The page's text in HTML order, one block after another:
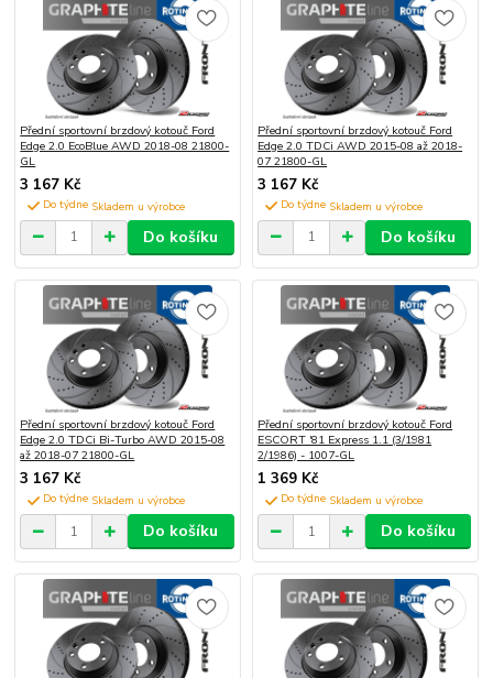
Přední sportovní brzdový kotouč Ford
Edge 2.0 EcoBlue AWD 2018-08 21800-
GL
3 167 Kč
Do týdne
Do košíku
Přední sportovní brzdový kotouč Ford
Edge 2.0 TDCi AWD 2015-08 až 2018-
07 21800-GL
3 167 Kč
Do týdne
Do košíku
Přední sportovní brzdový kotouč Ford
Edge 2.0 TDCi Bi-Turbo AWD 2015-08
až 2018-07 21800-GL
3 167 Kč
Do týdne
Do košíku
Přední sportovní brzdový kotouč Ford
ESCORT '81 Express 1.1 (3/1981
2/1986) - 1007-GL
1 369 Kč
Do týdne
Do košíku